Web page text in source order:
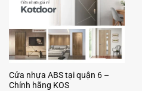
Cửa nhựa ABS tại quận 6 –
Chính hãng KOS